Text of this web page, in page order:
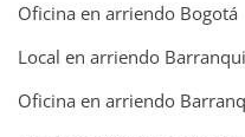
Oficina en arriendo Bogotá
Local en arriendo
Oficina en arriendo